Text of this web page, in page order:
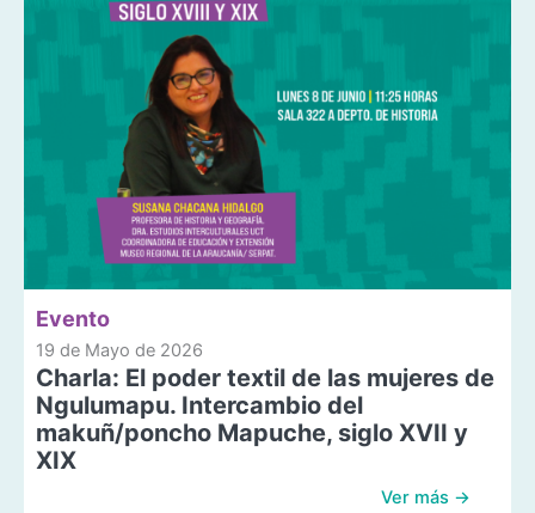
Evento
19 de Mayo de 2026
Charla: El poder textil de las mujeres de
Ngulumapu. Intercambio del
makuñ/poncho Mapuche, siglo XVII y
XIX
Ver más →